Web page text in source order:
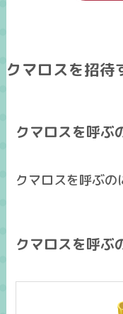
クマロスを招待
クマロスを呼ぶ
クマロスを呼ぶの
クマロスを呼ぶ